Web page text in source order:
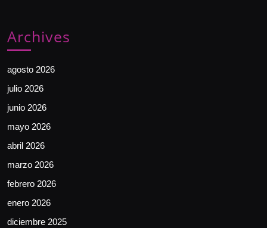
Archives
agosto 2026
julio 2026
junio 2026
mayo 2026
abril 2026
marzo 2026
febrero 2026
enero 2026
diciembre 2025